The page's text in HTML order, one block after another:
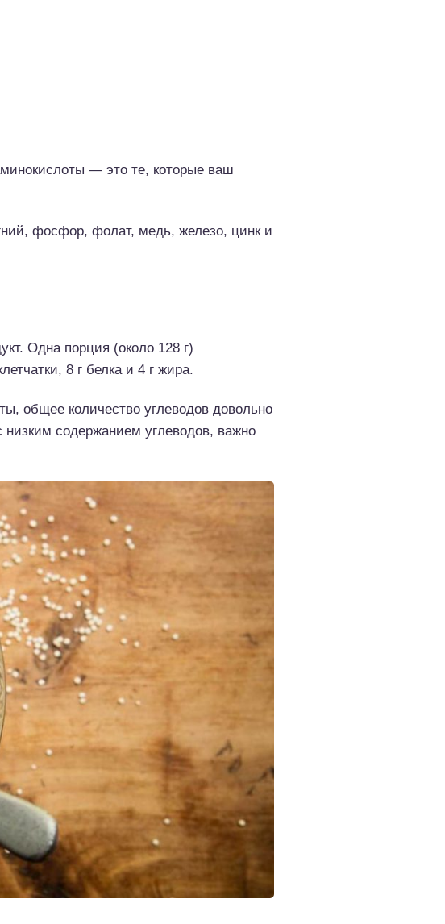
— это те, которые ваш
фосфор, фолат, медь, железо, цинк и
Одна порция (около 128 г)
8 г белка и 4 г жира.
общее количество углеводов довольно
содержанием углеводов, важно